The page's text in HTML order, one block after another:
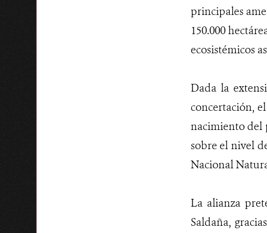
principales
150.000
ecosistémicos
Dada la
concertación,
nacimiento del
sobre el nivel
Nacional
La alianza
Saldaña,